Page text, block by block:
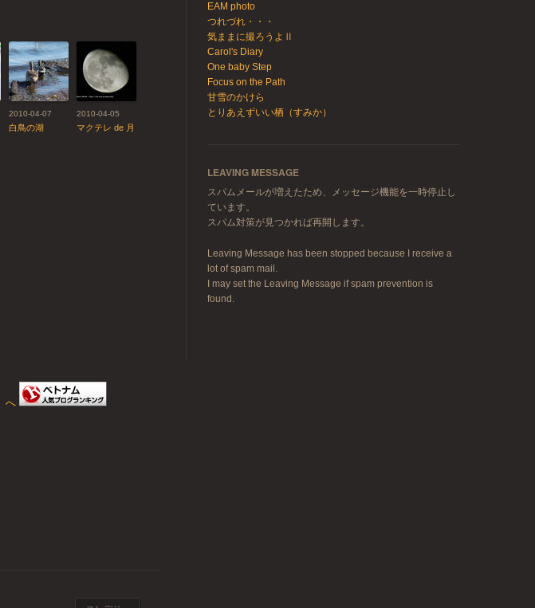
2010-04-07
白鳥の湖
2010-04-05
マクテレ de 月
EAM photo
つれづれ・・・
気ままに撮ろうよⅡ
Carol's Diary
One baby Step
Focus on the Path
甘雪のかけら
とりあえずいい栖（すみか）
LEAVING MESSAGE
スパムメールが増えたため、メッセージ機能を一時停止し
ています。
スパム対策が見つかれば再開します。
Leaving Message has been stopped because I receive a
lot of spam mail.
I may set the Leaving Message if spam prevention is
found.